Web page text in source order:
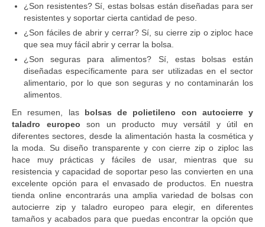
¿Son resistentes? Sí, estas bolsas están diseñadas para ser
resistentes y soportar cierta cantidad de peso.
¿Son fáciles de abrir y cerrar? Sí, su cierre zip o ziploc hace
que sea muy fácil abrir y cerrar la bolsa.
¿Son seguras para alimentos? Sí, estas bolsas están
diseñadas específicamente para ser utilizadas en el sector
alimentario, por lo que son seguras y no contaminarán los
alimentos.
En resumen, las bolsas de polietileno con autocierre y
taladro europeo son un producto muy versátil y útil en
diferentes sectores, desde la alimentación hasta la cosmética y
la moda. Su diseño transparente y con cierre zip o ziploc las
hace muy prácticas y fáciles de usar, mientras que su
resistencia y capacidad de soportar peso las convierten en una
excelente opción para el envasado de productos. En nuestra
tienda online encontrarás una amplia variedad de bolsas con
autocierre zip y taladro europeo para elegir, en diferentes
tamaños y acabados para que puedas encontrar la opción que